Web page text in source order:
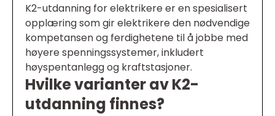
K2-utdanning for elektrikere er en spesialisert
opplæring som gir elektrikere den nødvendige
kompetansen og ferdighetene til å jobbe med
høyere spenningssystemer, inkludert
høyspentanlegg og kraftstasjoner.
Hvilke varianter av K2-
utdanning finnes?